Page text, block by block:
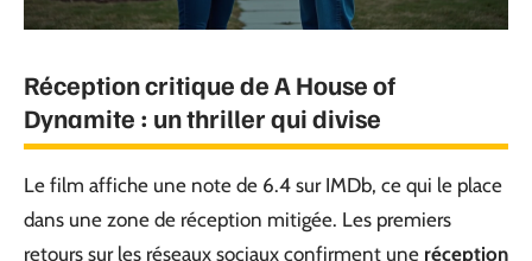
Réception critique de A House of
Dynamite : un thriller qui divise
Le film affiche une note de 6.4 sur IMDb, ce qui le place
dans une zone de réception mitigée. Les premiers
retours sur les réseaux sociaux confirment une réception